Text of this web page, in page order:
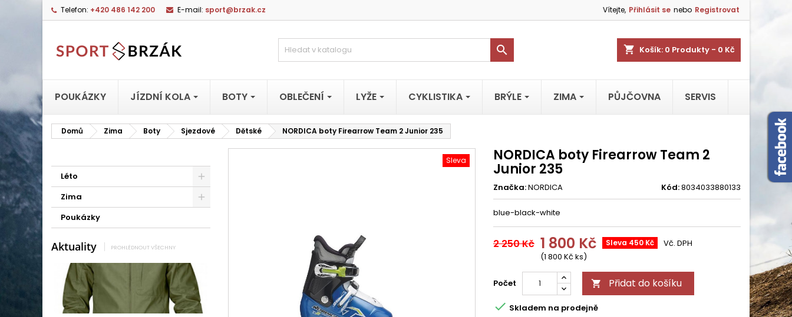
Telefon: +420 486 142 200 E-mail: sport@brzak.cz Vítejte, Přihlásit se nebo Registrovat
shopping_cart Košík: 0 Produkty - 0 Kč

POUKÁZKY JÍZDNÍ KOLA BOTY OBLEČENÍ LYŽE CYKLISTIKA BRÝLE ZIMA PŮJČOVNA SERVIS
Domů Zima Boty Sjezdové Dětské NORDICA boty Firearrow Team 2 Junior 235
Léto
Zima
Poukázky
Aktuality PROHLÉDNOUT VŠECHNY
Sleva NORDICA boty Firearrow Team 2
Junior 235
Značka:NORDICA Kód:8034033880133
blue-black-white
2 250 Kč 1 800 Kč Sleva 450 Kč
(1 800 Kč ks)
Vč. DPH
Počet  Přidat do košíku
 Skladem na prodejně